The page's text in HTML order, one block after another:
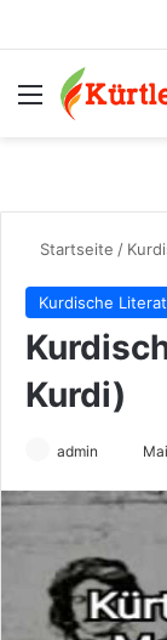
Menü
Startseite /
Kurdische
Kurdi)
admin
n
e
u
n